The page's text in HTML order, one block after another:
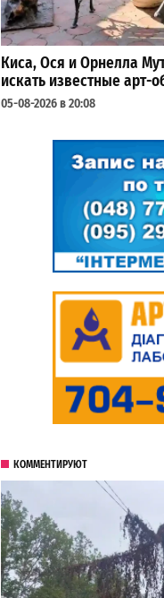
Киса, Ося и Орнелла
искать известные арт-
05-08-2026 в 20:08
КОММЕНТИРУЮТ